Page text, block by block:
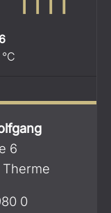
°C
6
0